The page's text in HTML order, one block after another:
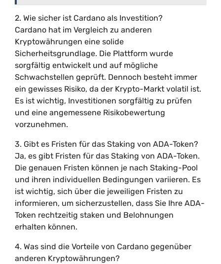
2. Wie sicher ist Cardano als Investition?
Cardano hat im Vergleich zu anderen
Kryptowährungen eine solide
Sicherheitsgrundlage. Die Plattform wurde
sorgfältig entwickelt und auf mögliche
Schwachstellen geprüft. Dennoch besteht immer
ein gewisses Risiko, da der Krypto-Markt volatil ist.
Es ist wichtig, Investitionen sorgfältig zu prüfen
und eine angemessene Risikobewertung
vorzunehmen.
3. Gibt es Fristen für das Staking von ADA-Token?
Ja, es gibt Fristen für das Staking von ADA-Token.
Die genauen Fristen können je nach Staking-Pool
und ihren individuellen Bedingungen variieren. Es
ist wichtig, sich über die jeweiligen Fristen zu
informieren, um sicherzustellen, dass Sie Ihre ADA-
Token rechtzeitig staken und Belohnungen
erhalten können.
4. Was sind die Vorteile von Cardano gegenüber
anderen Kryptowährungen?